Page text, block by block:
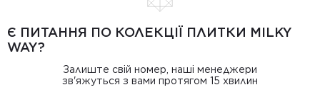
Є ПИТАННЯ ПО КОЛЕКЦІЇ ПЛИТКИ MILKY
WAY?
Залиште свій номер, наші менеджери
зв'яжуться з вами протягом 15 хвилин